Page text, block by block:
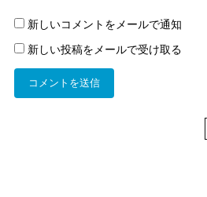
新しいコメントをメールで通知
新しい投稿をメールで受け取る